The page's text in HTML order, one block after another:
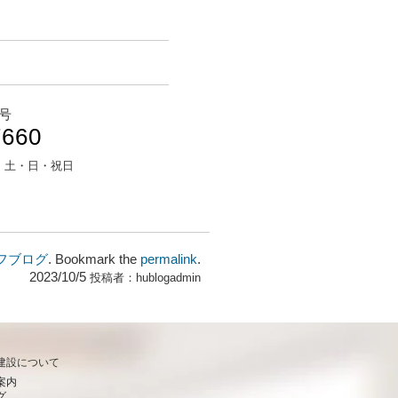
土・日・祝日
ブログ. Bookmark the permalink.
2023/10/5 投稿者： hublogadmin
設について
内